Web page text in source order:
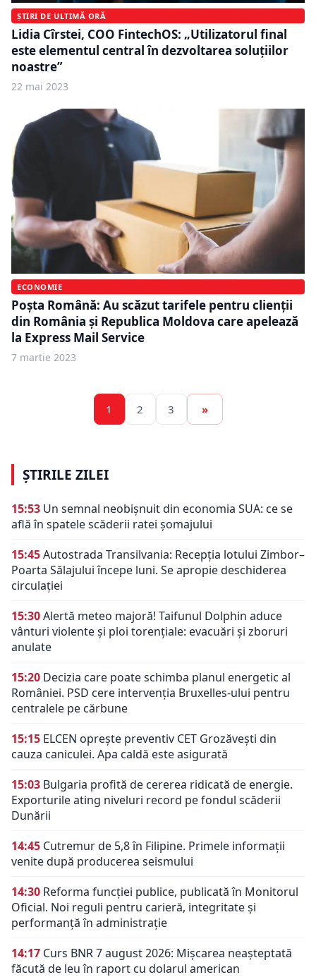
ȘTIRI DE ULTIMĂ ORĂ
Lidia Cîrstei, COO FintechOS: „Utilizatorul final
este elementul central în dezvoltarea soluțiilor
noastre”
22 mai 2023
ECONOMIE
Poșta Română: Au scăzut tarifele pentru clienții
din România și Republica Moldova care apelează
la Express Mail Service
7 martie 2023
1 2 3 »
ȘTIRILE ZILEI
15:53 Un semnal neobișnuit din economia SUA: ce se
află în spatele scăderii ratei șomajului
15:45Autostrada Transilvania: Recepția lotului Zimbor–
Poarta Sălajului începe luni. Se apropie deschiderea
circulației
15:30Alertă meteo majoră! Taifunul Dolphin aduce
vânturi violente și ploi torențiale: evacuări și zboruri
anulate
15:20 Decizia care poate schimba planul energetic al
României. PSD cere intervenția Bruxelles-ului pentru
centralele pe cărbune
15:15 ELCEN oprește preventiv CET Grozăvești din
cauza caniculei. Apa caldă este asigurată
15:03 Bulgaria profită de cererea ridicată de energie.
Exporturile ating niveluri record pe fondul scăderii
Dunării
14:45 Cutremur de 5,8 în Filipine. Primele informații
venite după producerea seismului
14:30 Reforma funcției publice, publicată în Monitorul
Oficial. Noi reguli pentru carieră, integritate și
performanță în administrație
14:17 Curs BNR 7 august 2026: Mișcarea neașteptată
făcută de leu în raport cu dolarul american